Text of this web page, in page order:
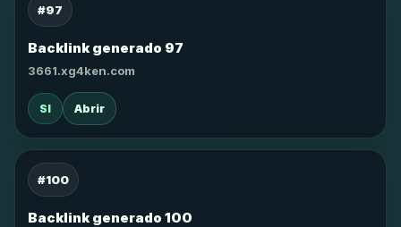
#97
Backlink generado 97
3661.xg4ken.com
SI Abrir
#100
Backlink generado 100